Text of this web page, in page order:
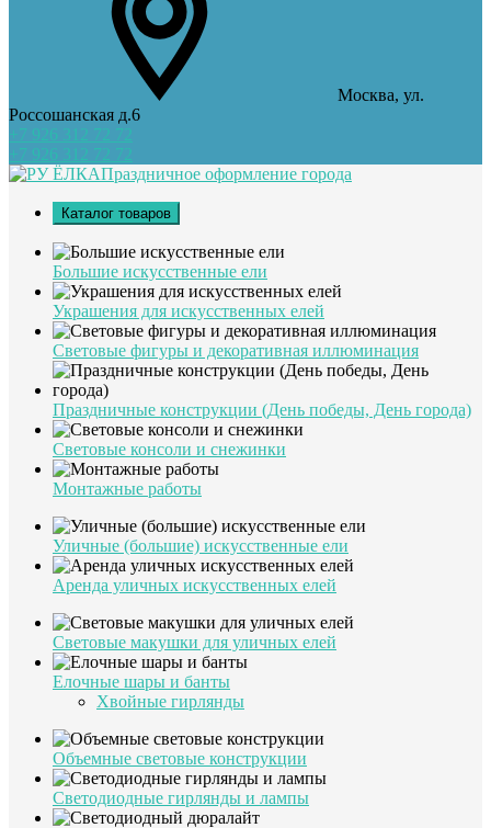
Москва, ул.
Россошанская д.6
+7 926 312 72 72
+7 926 312 72 72
Праздничное оформление города
Каталог товаров
Большие искусственные ели
Украшения для искусственных елей
Световые фигуры и декоративная иллюминация
Праздничные конструкции (День победы, День города)
Световые консоли и снежинки
Монтажные работы
Уличные (большие) искусственные ели
Аренда уличных искусственных елей
Световые макушки для уличных елей
Елочные шары и банты
Хвойные гирлянды
Объемные световые конструкции
Светодиодные гирлянды и лампы